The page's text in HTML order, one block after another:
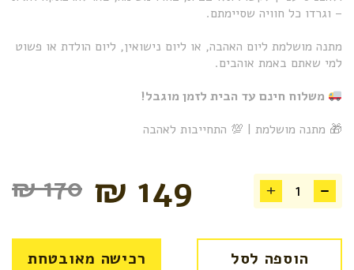
– וגרדו כל חוויה שסיימתם.
מתנה מושלמת ליום האהבה, או ליום נישואין, ליום הולדת או פשוט
למי שאתם באמת אוהבים.
משלוח חינם עד הבית לזמן מוגבל!
🎁 מתנה מושלמת | 💯 התחייבות לאהבה
₪170 ₪ 149
הוספה לסל רכישה מאובטחת